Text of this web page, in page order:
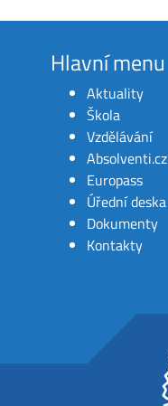
Hlavní menu
Aktuality
Škola
Vzdělávání
Absolventi.cz
Europass
Úřední deska
Dokumenty
Kontakty